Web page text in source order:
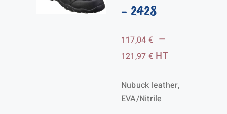
- 2428
117,04 € –
121,97 €Plage
prix :
117,04 €
HT
Nubuck leather,
EVA/Nitrile